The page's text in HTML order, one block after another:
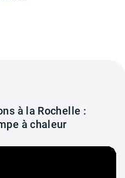
à la Rochelle :
à chaleur